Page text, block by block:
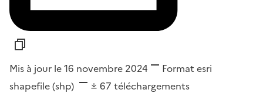
Mis à jour le 16 novembre 2024 Format esri
shapefile (shp)
67 téléchargements